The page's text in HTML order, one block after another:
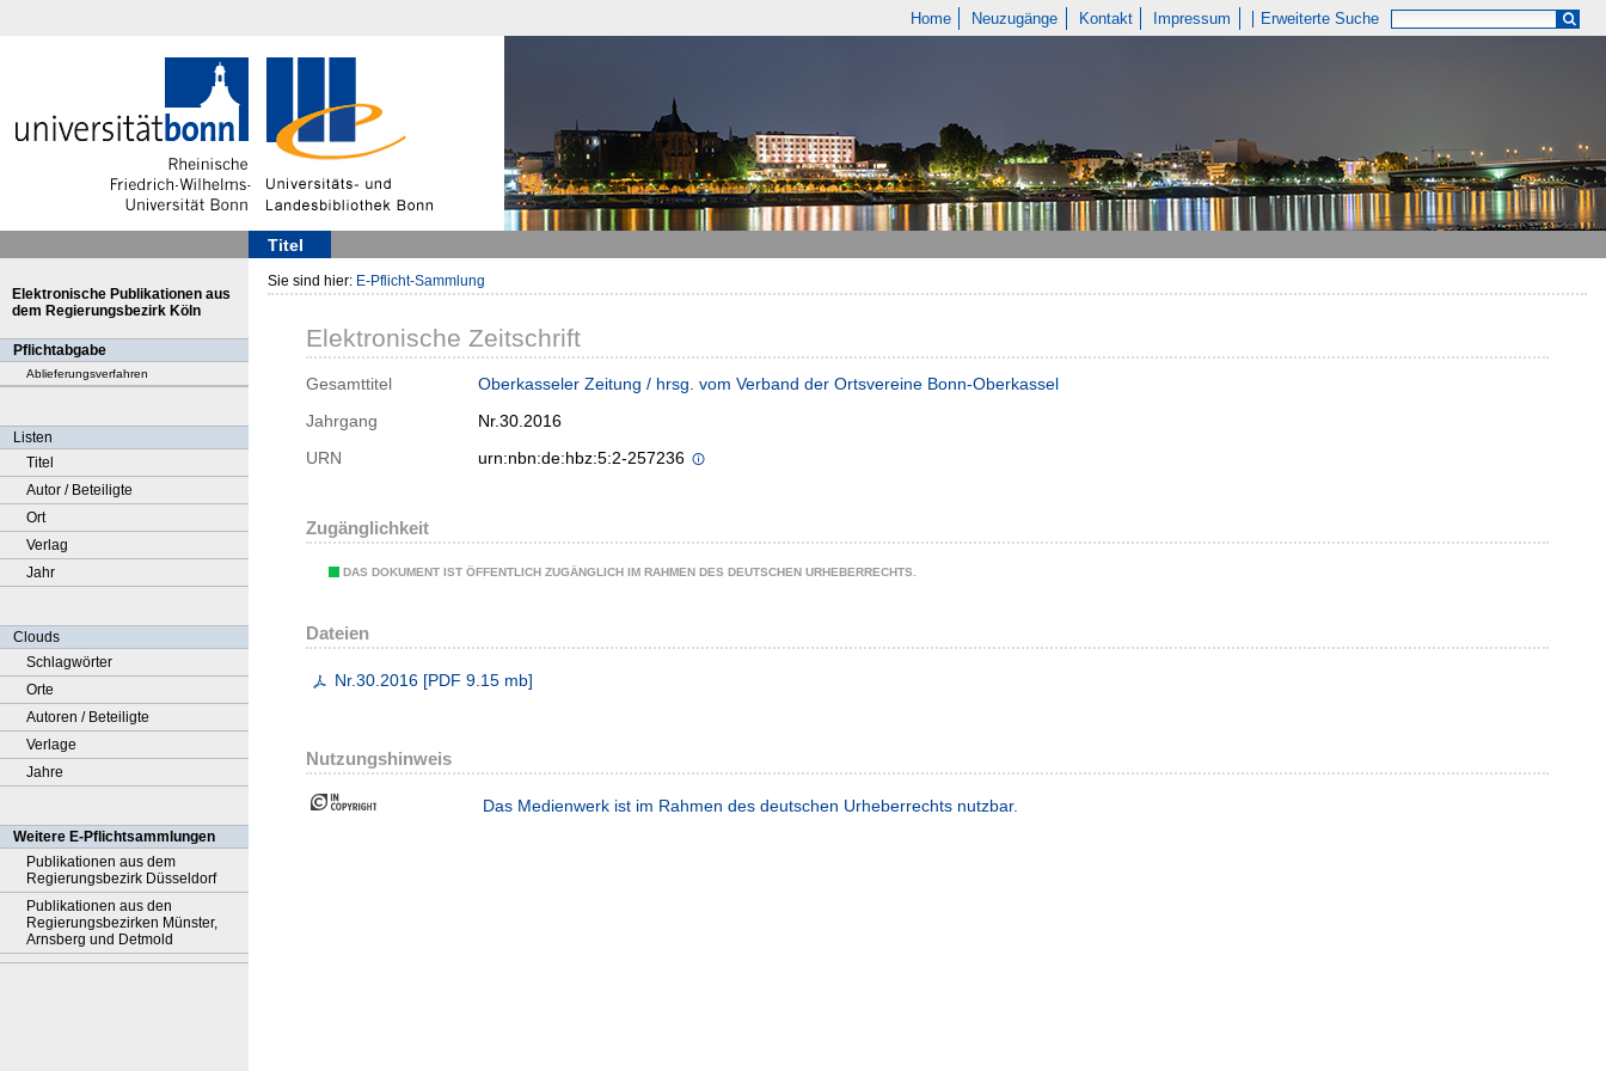
Home Neuzugänge Kontakt Impressum Erweiterte Suche
Titel
Elektronische Publikationen aus
dem Regierungsbezirk Köln
Pflichtabgabe
Ablieferungsverfahren
Listen
Titel
Autor / Beteiligte
Ort
Verlag
Jahr
Clouds
Schlagwörter
Orte
Autoren / Beteiligte
Verlage
Jahre
Weitere E-Pflichtsammlungen
Publikationen aus dem
Regierungsbezirk Düsseldorf
Publikationen aus den
Regierungsbezirken Münster,
Arnsberg und Detmold
Sie sind hier: E-Pflicht-Sammlung
Elektronische Zeitschrift
Gesamttitel
Oberkasseler Zeitung / hrsg. vom Verband der Ortsvereine Bonn-Oberkassel
Jahrgang
Nr.30.2016
URN
urn:nbn:de:hbz:5:2-257236
Zugänglichkeit
DAS DOKUMENT IST ÖFFENTLICH ZUGÄNGLICH IM RAHMEN DES DEUTSCHEN URHEBERRECHTS.
Dateien
Nr.30.2016 [PDF 9.15 mb]
Nutzungshinweis
Das Medienwerk ist im Rahmen des deutschen Urheberrechts nutzbar.